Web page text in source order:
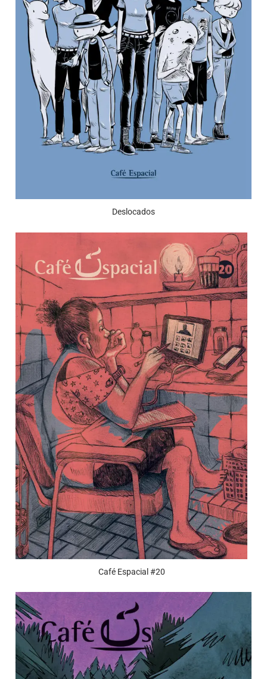
Deslocados
Café Espacial #20